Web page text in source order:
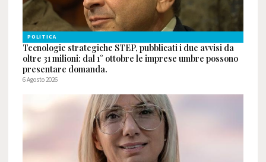
POLITICA
Tecnologie strategiche STEP, pubblicati i due avvisi da
oltre 31 milioni: dal 1° ottobre le imprese umbre possono
presentare domanda.
6 Agosto 2026